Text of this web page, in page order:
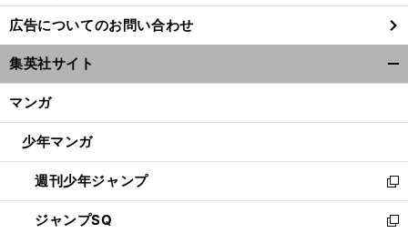
し
い
ウ
ィ
ン
ウ
開
く
広告についてのお問い合わせ
集英社サイト
マンガ
少年マンガ
週刊少年ジャンプ
新
し
い
ジャンプSQ
新